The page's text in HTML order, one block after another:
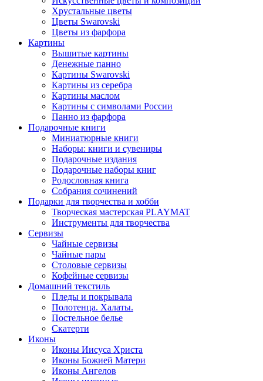
Хрустальные цветы
Цветы Swarovski
Цветы из фарфора
Картины
Вышитые картины
Денежные панно
Картины Swarovski
Картины из серебра
Картины маслом
Картины с символами России
Панно из фарфора
Подарочные книги
Миниатюрные книги
Наборы: книги и сувениры
Подарочные издания
Подарочные наборы книг
Родословная книга
Собрания сочинений
Подарки для творчества и хобби
Творческая мастерская PLAYMAT
Инструменты для творчества
Cервизы
Чайные сервизы
Чайные пары
Столовые сервизы
Кофейные сервизы
Домашний текстиль
Пледы и покрывала
Полотенца. Халаты.
Постельное белье
Скатерти
Иконы
Иконы Иисуса Христа
Иконы Божией Матери
Иконы Ангелов